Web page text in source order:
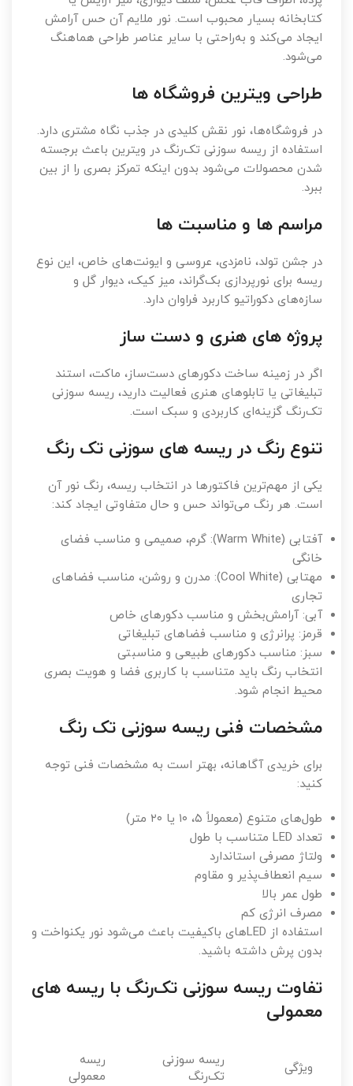
کتابخانه بسیار محبوب است. نور ملایم آن حس آرامش
ایجاد می‌کند و به‌راحتی با سایر عناصر طراحی هماهنگ
می‌شود.
طراحی ویترین فروشگاه ها
در فروشگاه‌ها، نور نقش کلیدی در جذب نگاه مشتری دارد.
استفاده از ریسه سوزنی تک‌رنگ در ویترین باعث برجسته
شدن محصولات می‌شود بدون اینکه تمرکز بصری را از بین
ببرد.
مراسم ها و مناسبت ها
در جشن تولد، نامزدی، عروسی و ایونت‌های خاص، این نوع
ریسه برای نورپردازی بک‌گراند، میز کیک، دیوار گل و
سازه‌های دکوراتیو کاربرد فراوان دارد.
پروژه های هنری و دست ساز
اگر در زمینه ساخت دکورهای دست‌ساز، ماکت، استند
تبلیغاتی یا تابلوهای هنری فعالیت دارید، ریسه سوزنی
تک‌رنگ گزینه‌ای کاربردی و سبک است.
تنوع رنگ در ریسه های سوزنی تک رنگ
یکی از مهم‌ترین فاکتورها در انتخاب ریسه، رنگ نور آن
است. هر رنگ می‌تواند حس و حال متفاوتی ایجاد کند:
آفتابی (Warm White): گرم، صمیمی و مناسب فضای
خانگی
مهتابی (Cool White): مدرن و روشن، مناسب فضاهای
تجاری
آبی: آرامش‌بخش و مناسب دکورهای خاص
قرمز: پرانرژی و مناسب فضاهای تبلیغاتی
سبز: مناسب دکورهای طبیعی و مناسبتی
انتخاب رنگ باید متناسب با کاربری فضا و هویت بصری
محیط انجام شود.
مشخصات فنی ریسه سوزنی تک رنگ
برای خریدی آگاهانه، بهتر است به مشخصات فنی توجه
کنید:
طول‌های متنوع (معمولاً ۵، ۱۰ یا ۲۰ متر)
تعداد LED متناسب با طول
ولتاژ مصرفی استاندارد
سیم انعطاف‌پذیر و مقاوم
طول عمر بالا
مصرف انرژی کم
استفاده از LEDهای باکیفیت باعث می‌شود نور یکنواخت و
بدون پرش داشته باشید.
تفاوت ریسه سوزنی تک‌رنگ با ریسه های
معمولی
ویژگی
ریسه سوزنی
تک‌رنگ
ریسه
معمولی